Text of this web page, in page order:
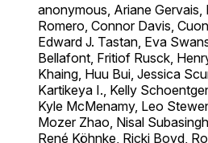
anonymous, Ariane Gervais,
Romero, Connor Davis,
Edward J. Tastan, Eva
Bellafont, Fritiof Rusck,
Khaing, Huu Bui, Jessica
Kartikeya I., Kelly
Kyle McMenamy, Leo
Mozer Zhao, Nisal
René Köhnke, Ricki Boyd,